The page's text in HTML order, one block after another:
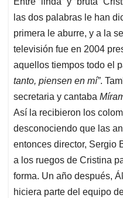
s
A
p
p
b
o
o
k
e
d
n
l
las dos palabras le han
primera le aburre, y a la
televisión fue en 2004
aquellos tiempos todo el
tanto, piensen en mí”.
secretaria y cantaba
Así la recibieron los
desconociendo que las
entonces director, Sergio
a los ruegos de Cristina
forma. Un año después,
hiciera parte del equipo